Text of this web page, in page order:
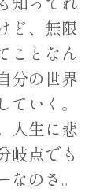
ど、無限
ことなん
分の世界
いく。
人生に悲
岐点でも
のさ。